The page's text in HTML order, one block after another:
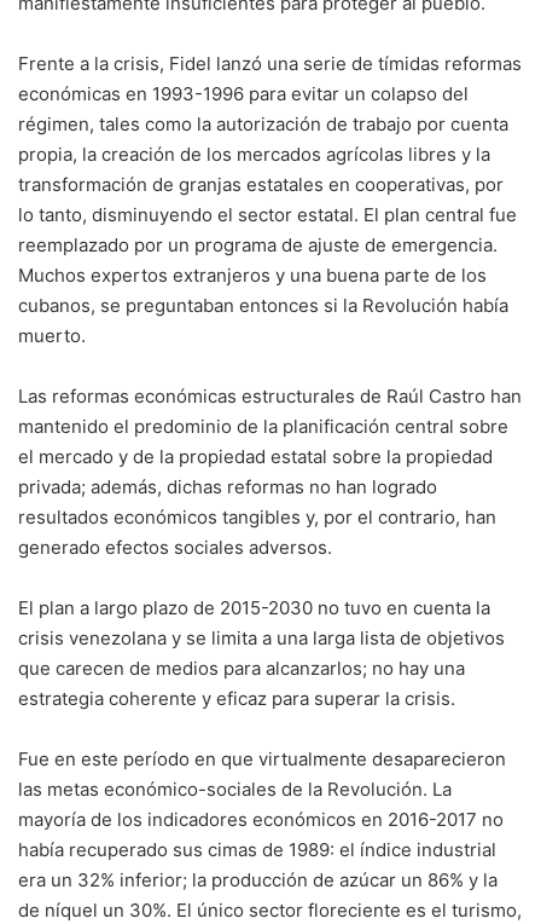
Frente a la crisis, Fidel lanzó una serie de tímidas reformas
económicas en 1993-1996 para evitar un colapso del
régimen, tales como la autorización de trabajo por cuenta
propia, la creación de los mercados agrícolas libres y la
transformación de granjas estatales en cooperativas, por
lo tanto, disminuyendo el sector estatal. El plan central fue
reemplazado por un programa de ajuste de emergencia.
Muchos expertos extranjeros y una buena parte de los
cubanos, se preguntaban entonces si la Revolución había
muerto.
Las reformas económicas estructurales de Raúl Castro han
mantenido el predominio de la planificación central sobre
el mercado y de la propiedad estatal sobre la propiedad
privada; además, dichas reformas no han logrado
resultados económicos tangibles y, por el contrario, han
generado efectos sociales adversos.
El plan a largo plazo de 2015-2030 no tuvo en cuenta la
crisis venezolana y se limita a una larga lista de objetivos
que carecen de medios para alcanzarlos; no hay una
estrategia coherente y eficaz para superar la crisis.
Fue en este período en que virtualmente desaparecieron
las metas económico-sociales de la Revolución. La
mayoría de los indicadores económicos en 2016-2017 no
había recuperado sus cimas de 1989: el índice industrial
era un 32% inferior; la producción de azúcar un 86% y la
de níquel un 30%. El único sector floreciente es el turismo,